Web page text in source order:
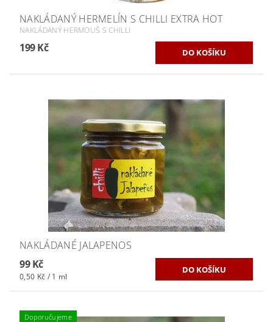
NAKLÁDANÝ HERMELÍN S CHILLI EXTRA HOT
NAKLÁDANÝ HERMOUŠ S CHILLI
199 Kč
NAKLÁDANÉ JALAPENOS
99 Kč
0,50 Kč / 1 ml
Doporučujeme